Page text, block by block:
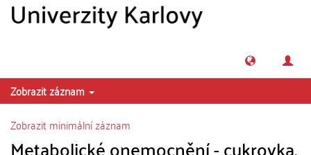
Zobrazit záznam
Zobrazit minimální záznam